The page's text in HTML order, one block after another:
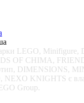
LEGO, Minifigure,
OF CHIMA,
DIMENSIONS,
KNIGHTS є
Group.